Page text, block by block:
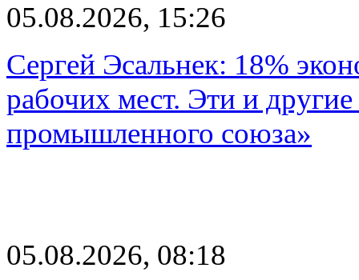
05.08.2026, 15:26
Сергей Эсальнек: 18%
рабочих мест. Эти и
промышленного союза»
05.08.2026, 08:18